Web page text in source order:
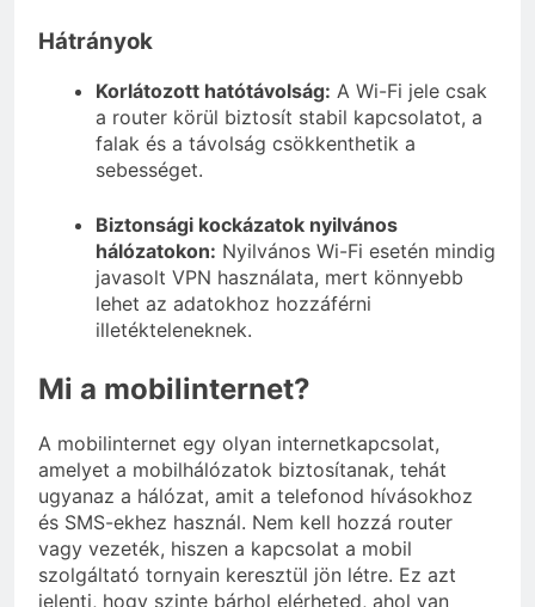
Hátrányok
Korlátozott hatótávolság: A Wi-Fi jele csak
a router körül biztosít stabil kapcsolatot, a
falak és a távolság csökkenthetik a
sebességet.
Biztonsági kockázatok nyilvános
hálózatokon: Nyilvános Wi-Fi esetén mindig
javasolt VPN használata, mert könnyebb
lehet az adatokhoz hozzáférni
illetékteleneknek.
Mi a mobilinternet?
A mobilinternet egy olyan internetkapcsolat,
amelyet a mobilhálózatok biztosítanak, tehát
ugyanaz a hálózat, amit a telefonod hívásokhoz
és SMS-ekhez használ. Nem kell hozzá router
vagy vezeték, hiszen a kapcsolat a mobil
szolgáltató tornyain keresztül jön létre. Ez azt
jelenti, hogy szinte bárhol elérheted, ahol van